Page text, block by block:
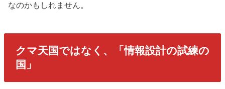
なのかもしれません。
クマ天国ではなく、「情報設計の試練の
国」